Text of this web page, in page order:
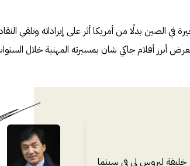
في الصين بدلًا من أمريكا أثر على إيراداته وتلقي
أبرز أفلام جاكي شان بمسيرته المهنية خلال
خليفة لبروس لي في سينما